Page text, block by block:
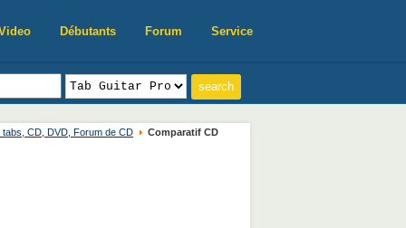
Débutants Forum Service
tabs, CD, DVD, Forum de CD Comparatif CD